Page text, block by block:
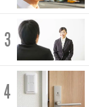
3
4